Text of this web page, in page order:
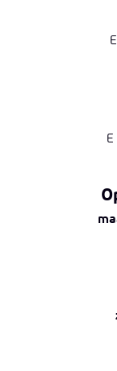
E
E